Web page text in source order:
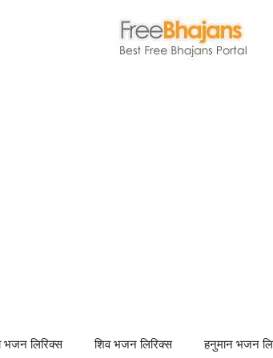
भजन लिरिक्स शिव भजन लिरिक्स हनुमान भजन